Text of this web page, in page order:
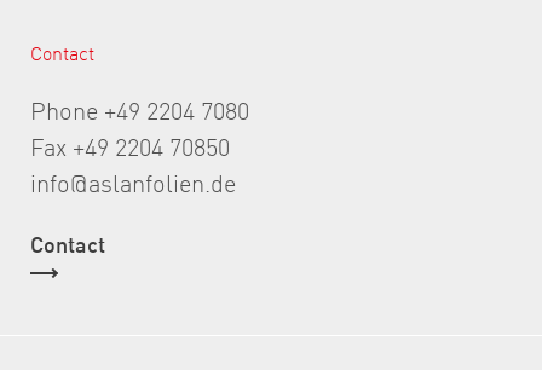
Contact
Phone +49 2204 7080
Fax +49 2204 70850
info@aslanfolien.de
Contact